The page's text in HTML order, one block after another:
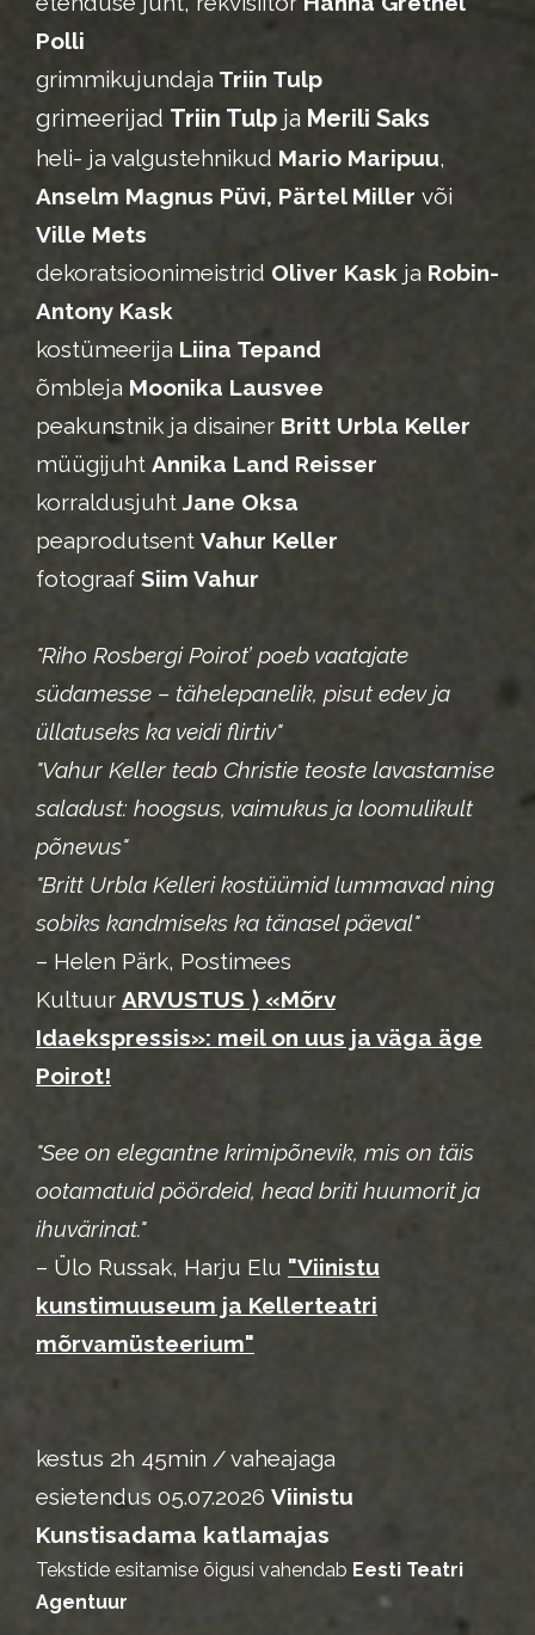
Polli
grimmikujundaja Triin Tulp
grimeerijad Triin Tulp ja Merili Saks
heli- ja valgustehnikud Mario Maripuu,
Anselm Magnus Püvi, Pärtel Miller või
Ville Mets
dekoratsioonimeistrid Oliver Kask ja Robin-
Antony Kask
kostümeerija Liina Tepand
õmbleja Moonika Lausvee
peakunstnik ja disainer Britt Urbla Keller
müügijuht Annika Land Reisser
korraldusjuht Jane Oksa
peaprodutsent Vahur Keller
fotograaf Siim Vahur
"Riho Rosbergi Poirot’ poeb vaatajate
südamesse – tähelepanelik, pisut edev ja
üllatuseks ka veidi flirtiv"
"Vahur Keller teab Christie teoste lavastamise
saladust: hoogsus, vaimukus ja loomulikult
põnevus"
"Britt Urbla Kelleri kostüümid lummavad ning
sobiks kandmiseks ka tänasel päeval"
– Helen Pärk, Postimees
Kultuur ARVUSTUS ⟩ «Mõrv
Idaekspressis»: meil on uus ja väga äge
Poirot!
"See on elegantne krimipõnevik, mis on täis
ootamatuid pöördeid, head briti huumorit ja
ihuvärinat."
– Ülo Russak, Harju Elu "Viinistu
kunstimuuseum ja Kellerteatri
mõrvamüsteerium"
kestus 2h 45min / vaheajaga
esietendus 05.07.2026 Viinistu
Kunstisadama katlamajas
Tekstide esitamise õigusi vahendab Eesti Teatri
Agentuur